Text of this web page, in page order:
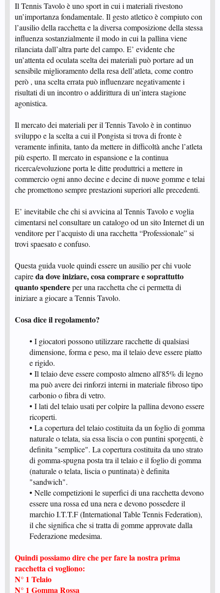
Il Tennis Tavolo è uno sport in cui i materiali rivestono
un’importanza fondamentale. Il gesto atletico è compiuto con
l’ausilio della racchetta e la diversa composizione della stessa
influenza sostanzialmente il modo in cui la pallina viene
rilanciata dall’altra parte del campo. E’ evidente che
un’attenta ed oculata scelta dei materiali può portare ad un
sensibile miglioramento della resa dell’atleta, come contro
però , una scelta errata può influenzare negativamente i
risultati di un incontro o addirittura di un’intera stagione
agonistica.
Il mercato dei materiali per il Tennis Tavolo è in continuo
sviluppo e la scelta a cui il Pongista si trova di fronte è
veramente infinita, tanto da mettere in difficoltà anche l’atleta
più esperto. Il mercato in espansione e la continua
ricerca/evoluzione porta le ditte produttrici a mettere in
commercio ogni anno decine e decine di nuove gomme e telai
che promettono sempre prestazioni superiori alle precedenti.
E’ inevitabile che chi si avvicina al Tennis Tavolo e voglia
cimentarsi nel consultare un catalogo od un sito Internet di un
venditore per l’acquisto di una racchetta “Professionale” si
trovi spaesato e confuso.
Questa guida vuole quindi essere un ausilio per chi vuole
capireda dove iniziare, cosa comprare e soprattutto
quanto spendereper una racchetta che ci permetta di
iniziare a giocare a Tennis Tavolo.
Cosa dice il regolamento?
• I giocatori possono utilizzare racchette di qualsiasi
dimensione, forma e peso, ma il telaio deve essere piatto
e rigido.
• Il telaio deve essere composto almeno all'85% di legno
ma può avere dei rinforzi interni in materiale fibroso tipo
carbonio o fibra di vetro.
• I lati del telaio usati per colpire la pallina devono essere
ricoperti.
• La copertura del telaio costituita da un foglio di gomma
naturale o telata, sia essa liscia o con puntini sporgenti, è
definita "semplice". La copertura costituita da uno strato
di gomma-spugna posta tra il telaio e il foglio di gomma
(naturale o telata, liscia o puntinata) è definita
"sandwich".
• Nelle competizioni le superfici di una racchetta devono
essere una rossa ed una nera e devono possedere il
marchio I.T.T.F (International Table Tennis Federation),
il che significa che si tratta di gomme approvate dalla
Federazione medesima. ​
Quindi possiamo dire che per fare la nostra prima
racchetta ci vogliono:
N° 1 Telaio
N° 1 Gomma Rossa